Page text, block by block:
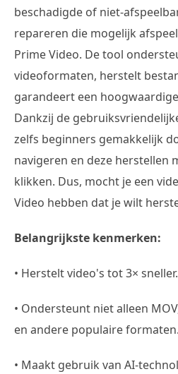
beschadigde of niet-
repareren die mogelijk
Prime Video. De tool
videoformaten, herstelt
garandeert een
Dankzij de
zelfs beginners gemakkelijk
navigeren en deze herstellen
klikken. Dus, mocht je een
Video hebben dat je wilt
Belangrijkste kenmerken:
• Herstelt video's tot 3× sneller.
• Ondersteunt niet alleen
en andere populaire formaten.
• Maakt gebruik van AI-